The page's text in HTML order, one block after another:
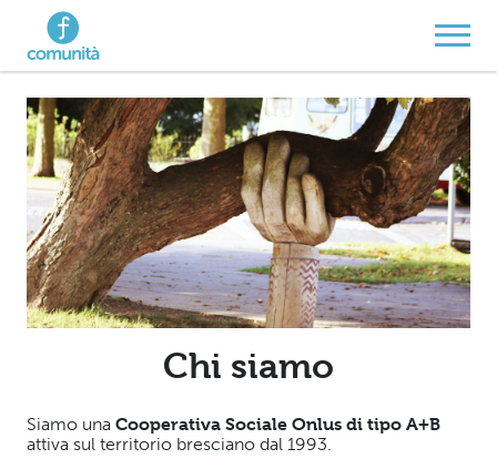
Navigazione principale
Vai al contenuto
Salta al menu
Salta al contenuto principale
Salta al piè di pagina
Chi siamo
Siamo una Cooperativa Sociale Onlus di tipo A+B
attiva sul territorio bresciano dal 1993.